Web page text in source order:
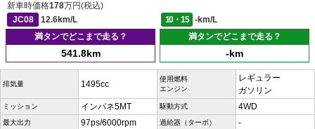
新車時価格178万円(税込)
JC08
12.6km/L 10・15
-km/L
満タンでどこまで走る？
541.8km
満タンでどこまで走る？
-km
排気量 1495cc
使用燃料
エンジン
レギュラー
ガソリン
ミッション インパネ5MT 駆動方式 4WD
最大出力 97ps/6000rpm 過給器（ターボ） -